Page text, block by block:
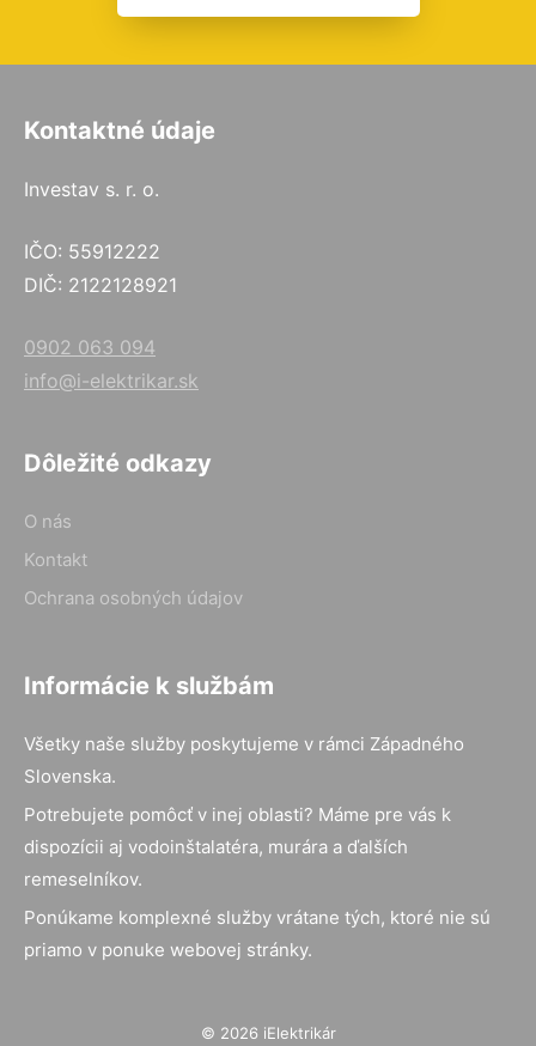
Kontaktné údaje
Investav s. r. o.
IČO: 55912222
DIČ: 2122128921
0902 063 094
info@i-elektrikar.sk
Dôležité odkazy
O nás
Kontakt
Ochrana osobných údajov
Informácie k službám
Všetky naše služby poskytujeme v rámci Západného
Slovenska.
Potrebujete pomôcť v inej oblasti? Máme pre vás k
dispozícii aj vodoinštalatéra, murára a ďalších
remeselníkov.
Ponúkame komplexné služby vrátane tých, ktoré nie sú
priamo v ponuke webovej stránky.
© 2026 iElektrikár